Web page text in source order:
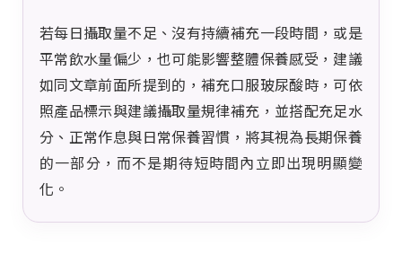
若每日攝取量不足、沒有持續補充一段時間，或是
平常飲水量偏少，也可能影響整體保養感受，建議
如同文章前面所提到的，補充口服玻尿酸時，可依
照產品標示與建議攝取量規律補充，並搭配充足水
分、正常作息與日常保養習慣，將其視為長期保養
的一部分，而不是期待短時間內立即出現明顯變
化。